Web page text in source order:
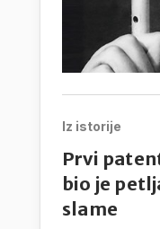
Iz istorije
Prvi
bio je
slame